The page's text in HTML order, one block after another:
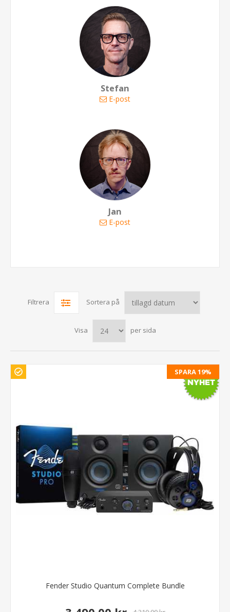
Stefan
E-post
Jan
E-post
Filtrera Sortera på
Visa per sida
SPARA 19%
Fender Studio Quantum Complete Bundle